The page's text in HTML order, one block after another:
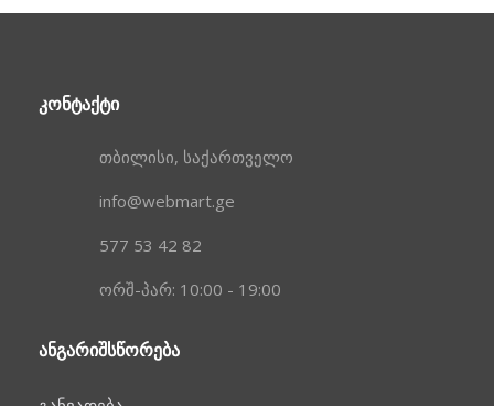
ᲙᲝᲜᲢᲐᲥᲢᲘ
თბილისი, საქართველო
info@webmart.ge
577 53 42 82
ორშ-პარ: 10:00 - 19:00
ᲐᲜᲒᲐᲠᲘᲨᲡᲬᲝᲠᲔᲑᲐ